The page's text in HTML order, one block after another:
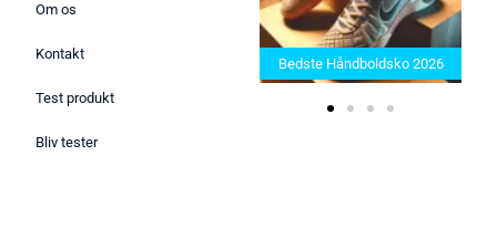
Om os
Kontakt
Test produkt
Bliv tester
Bedste Saunatæppe 2025 –
Find de bedste produkter her!
Bedste Håndboldsko 2026